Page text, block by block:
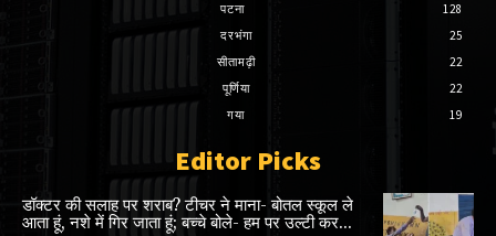
पटना
128
दरभंगा
25
सीतामढ़ी
22
पूर्णिया
22
गया
19
Editor Picks
डॉक्टर की सलाह पर शराब? टीचर ने माना- बोतल स्कूल ले
आता हूं, नशे में गिर जाता हूं; बच्चे बोले- हम पर उल्टी कर...